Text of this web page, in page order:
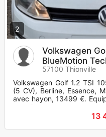
2
Volkswagen
BlueMotion
57100 Thionville
Volkswagen Golf 1.2 TSI
(5 CV), Berline, Essence,
avec hayon, 13499 €.
pression
13